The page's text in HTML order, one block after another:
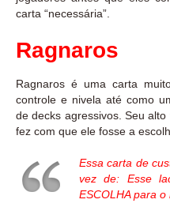
carta “necessária”.
Ragnaros
Ragnaros é uma carta
controle e nivela até como
de decks agressivos. Seu
fez com que ele fosse a
Essa carta de
vez de: Esse
ESCOLHA para